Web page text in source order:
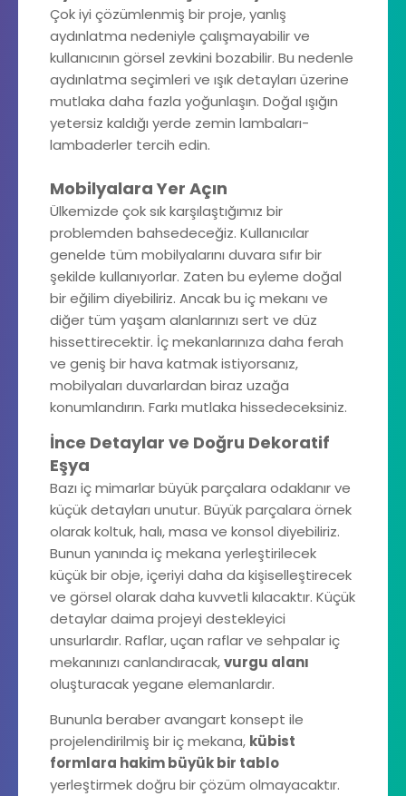
Çok iyi çözümlenmiş bir proje, yanlış
aydınlatma nedeniyle çalışmayabilir ve
kullanıcının görsel zevkini bozabilir. Bu nedenle
aydınlatma seçimleri ve ışık detayları üzerine
mutlaka daha fazla yoğunlaşın. Doğal ışığın
yetersiz kaldığı yerde zemin lambaları-
lambaderler tercih edin.
Mobilyalara Yer Açın
Ülkemizde çok sık karşılaştığımız bir
problemden bahsedeceğiz. Kullanıcılar
genelde tüm mobilyalarını duvara sıfır bir
şekilde kullanıyorlar. Zaten bu eyleme doğal
bir eğilim diyebiliriz. Ancak bu iç mekanı ve
diğer tüm yaşam alanlarınızı sert ve düz
hissettirecektir. İç mekanlarınıza daha ferah
ve geniş bir hava katmak istiyorsanız,
mobilyaları duvarlardan biraz uzağa
konumlandırın. Farkı mutlaka hissedeceksiniz.
İnce Detaylar ve Doğru Dekoratif
Eşya
Bazı iç mimarlar büyük parçalara odaklanır ve
küçük detayları unutur. Büyük parçalara örnek
olarak koltuk, halı, masa ve konsol diyebiliriz.
Bunun yanında iç mekana yerleştirilecek
küçük bir obje, içeriyi daha da kişiselleştirecek
ve görsel olarak daha kuvvetli kılacaktır. Küçük
detaylar daima projeyi destekleyici
unsurlardır. Raflar, uçan raflar ve sehpalar iç
mekanınızı canlandıracak,vurgu alanı
oluşturacak yegane elemanlardır.
Bununla beraber avangart konsept ile
projelendirilmiş bir iç mekana, kübist
formlara hakim büyük bir tablo
yerleştirmek doğru bir çözüm olmayacaktır.